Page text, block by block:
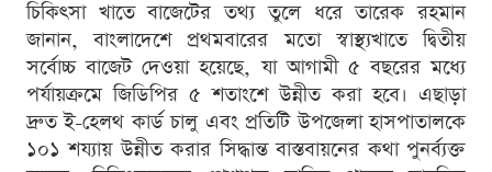
চিকিৎসা খাতে বাজেটের তথ্য তুলে ধরে তারেক রহমান
জানান, বাংলাদেশে প্রথমবারের মতো স্বাস্থ্যখাতে দ্বিতীয়
সর্বোচ্চ বাজেট দেওয়া হয়েছে, যা আগামী ৫ বছরের মধ্যে
পর্যায়ক্রমে জিডিপির ৫ শতাংশে উন্নীত করা হবে। এছাড়া
দ্রুত ই-হেলথ কার্ড চালু এবং প্রতিটি উপজেলা হাসপাতালকে
১০১ শয্যায় উন্নীত করার সিদ্ধান্ত বাস্তবায়নের কথা পুনর্ব্যক্ত